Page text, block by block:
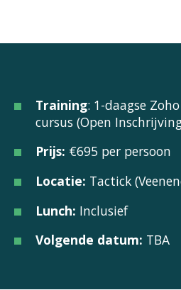
Training: 1-daagse
cursus (Open
Prijs: €695 per persoon
Locatie: Tactick
Lunch: Inclusief
Volgende datum: TBA